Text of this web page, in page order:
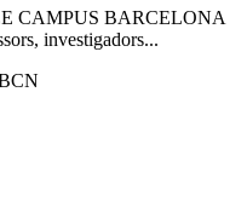
CAMPUS BARCELONA
investigadors...